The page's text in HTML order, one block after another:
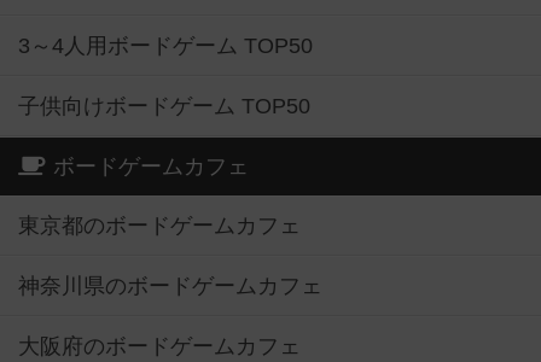
3～4人用ボードゲーム TOP50
子供向けボードゲーム TOP50
ボードゲームカフェ
東京都のボードゲームカフェ
神奈川県のボードゲームカフェ
大阪府のボードゲームカフェ